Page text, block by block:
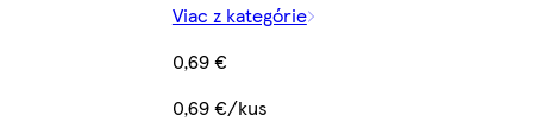
Viac z kategórie
0,69 €
0,69 €/kus